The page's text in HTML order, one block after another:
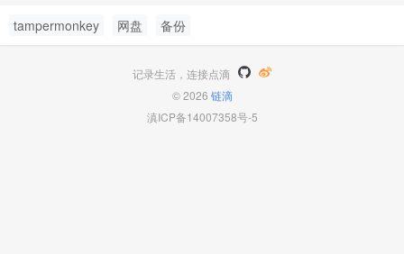
tampermonkey
网盘 备份
记录生活，连接点滴
© 2026 链滴
滇ICP备14007358号-5